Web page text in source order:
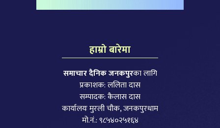
हाम्रो बारेमा
समाचार दैनिक जनकपुरका लागि
प्रकाशक: ललिता दास
सम्पादक: कैलास दास
कार्यालयः मुरली चौक, जनकपुरधाम
मो.नं.: ९८५४०२५१६४